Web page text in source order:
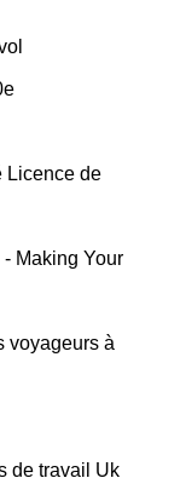
Licence de
Making Your
voyageurs à
de travail Uk